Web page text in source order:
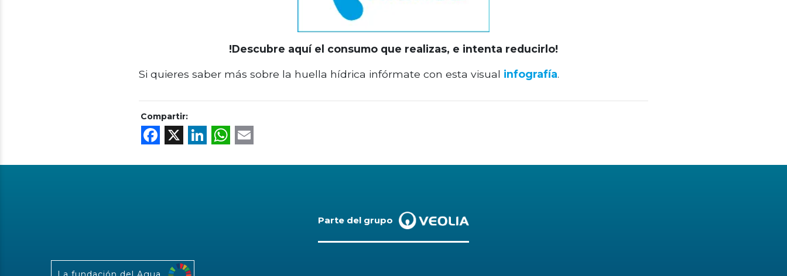
!Descubre aquí el consumo que realizas, e intenta reducirlo!
Si quieres saber más sobre la huella hídrica infórmate con esta visual infografía.
Compartir:
Facebook
X LinkedIn
WhatsApp
Parte del grupo